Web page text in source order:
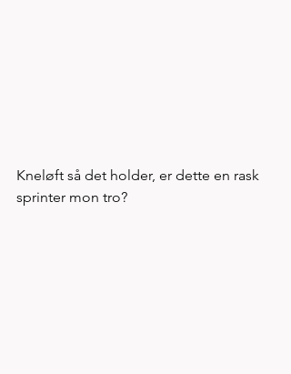
Kneløft så det holder, er dette en rask
sprinter mon tro?